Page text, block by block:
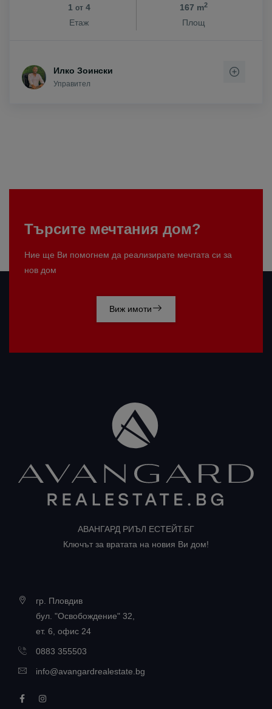
1 от4
Етаж
167 m2
Площ
Илко Зоински
Управител
Търсите мечтания дом?
Ние ще Ви помогнем да реализирате мечтата си за
нов дом
Виж имоти
АВАНГАРД РИЪЛ ЕСТЕЙТ.БГ
Ключът за вратата на новия Ви дом!
гр. Пловдив
бул. "Освобождение" 32,
ет. 6, офис 24
0883 355503
info@avangardrealestate.bg